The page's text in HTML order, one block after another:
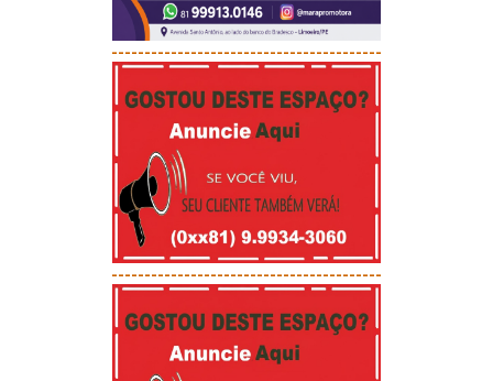
-----------------------------------------
-----------------------------------------